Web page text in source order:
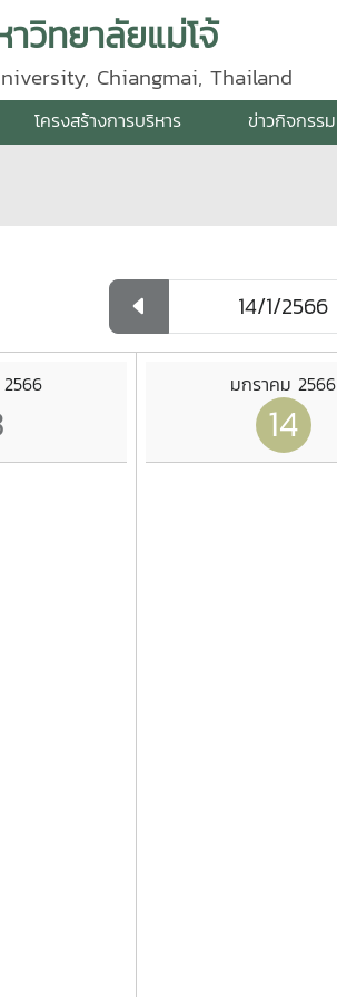
วิทยาลัยแม่โจ้
Chiangmai, Thailand
โครงสร้างการบริหาร ข่าวกิจกรรม
มกราคม 2566
14